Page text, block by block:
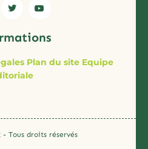
Plan du site Equipe
- Tous droits réservés